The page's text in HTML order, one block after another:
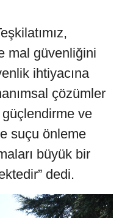
mal güvenliğini
ihtiyacına
çözümler
güçlendirme ve
suçu önleme
büyük bir
dedi.